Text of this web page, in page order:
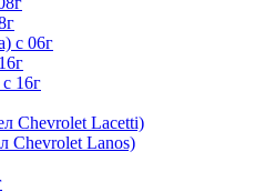
с 06г
16г
Chevrolet Lacetti)
Chevrolet Lanos)